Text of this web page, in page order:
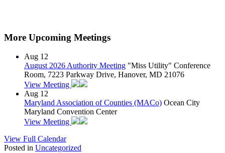
More Upcoming Meetings
Aug 12
August 2026 Authority Meeting "Miss Utility" Conference
Room, 7223 Parkway Drive, Hanover, MD 21076
View Meeting
Aug 12
Maryland Association of Counties (MACo) Ocean City
Maryland Convention Center
View Meeting
View Full Calendar
Posted in Uncategorized